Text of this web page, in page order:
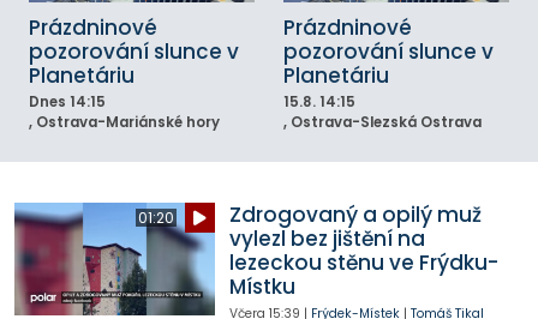
Prázdninové
pozorování slunce v
Planetáriu
Dnes 14:15
, Ostrava-Mariánské hory
Prázdninové
pozorování slunce v
Planetáriu
15.8. 14:15
, Ostrava-Slezská Ostrava
01:20
Zdrogovaný a opilý muž
vylezl bez jištění na
lezeckou stěnu ve Frýdku-
Místku
Včera 15:39 | Frýdek-Místek| Tomáš Tikal